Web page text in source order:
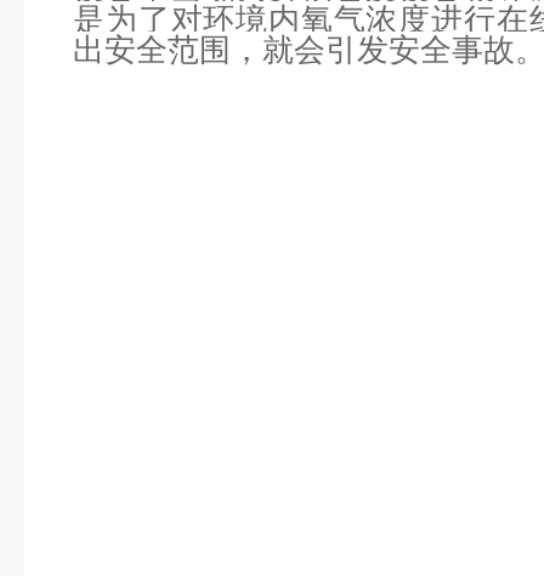
是为了对环境内氧气浓度进行在
出安全范围，就会引发安全事故